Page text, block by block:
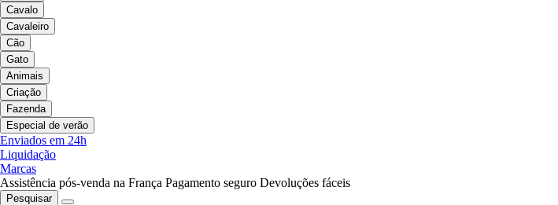
Cavalo
Cavaleiro
Cão
Gato
Animais
Criação
Fazenda
Especial de verão
Enviados em 24h
Liquidação
Marcas
Assistência pós-venda na França Pagamento seguro Devoluções fáceis
Pesquisar